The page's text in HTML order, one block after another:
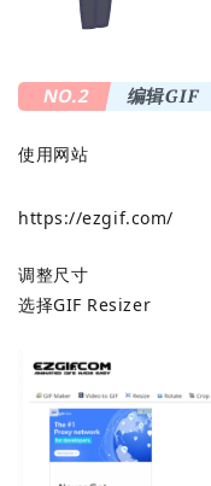
NO.2 编辑GIF
使用网站
https://ezgif.com/
调整尺寸
选择GIF Resizer